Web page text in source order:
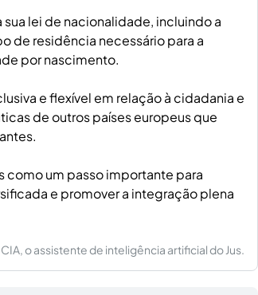
lei de nacionalidade, incluindo a
de residência necessário para a
por nascimento.
e flexível em relação à cidadania e
de outros países europeus que
como um passo importante para
e promover a integração plena
o assistente de inteligência artificial do Jus.